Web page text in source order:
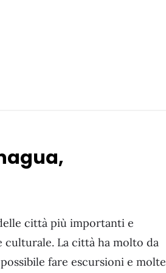
città più importanti e
La città ha molto da
fare escursioni e molte